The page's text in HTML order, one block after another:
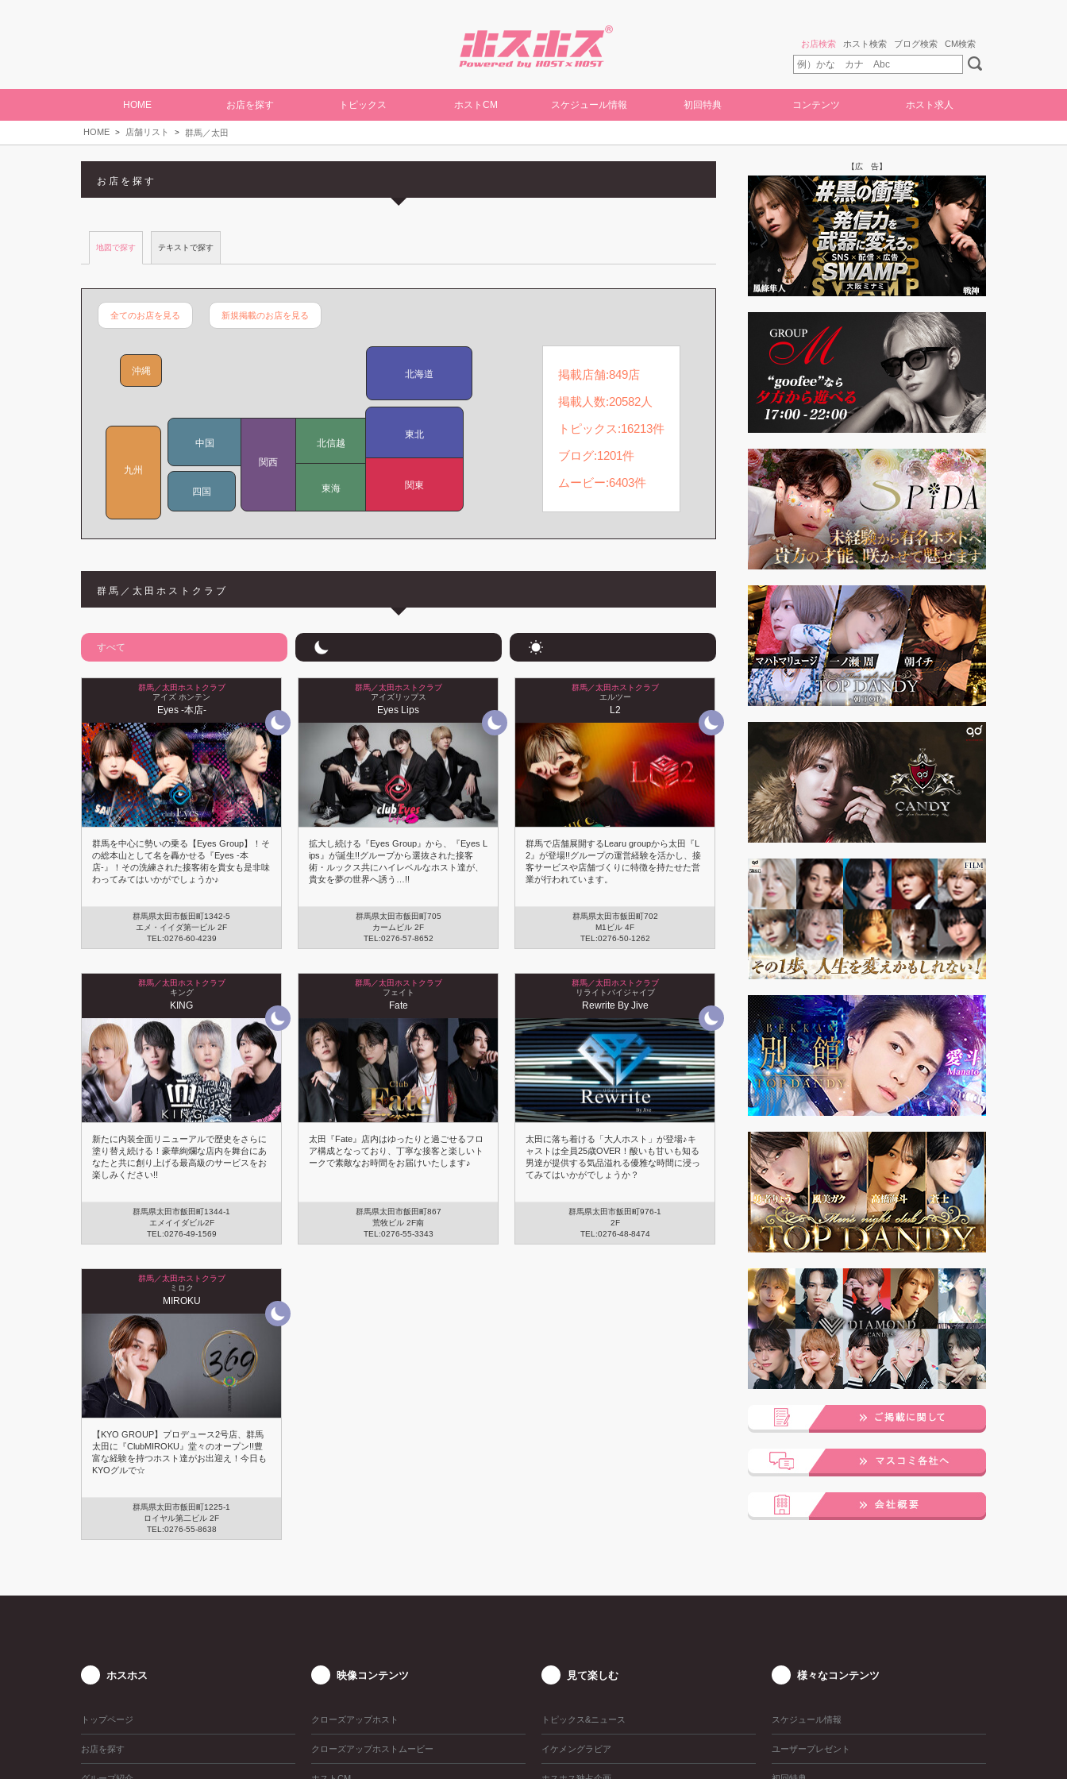
お店検索 ホスト検索 ブログ検索 CM検索
HOME お店を探す トピックス ホストCM スケジュール情報 初回特典 コンテンツ ホスト求人
HOME 店舗リスト 群馬／太田
お店を探す
地図で探す テキストで探す
北海道
東北
関東
北信越
東海
関西
中国
四国
九州
沖縄
全てのお店を見る 新規掲載のお店を見る
掲載店舗:849店
掲載人数:20582人
トピックス:16213件
ブログ:1201件
ムービー:6403件
群馬／太田ホストクラブ
すべて
群馬／太田ホストクラブ
アイズ ホンテン
Eyes -本店-
群馬を中心に勢いの乗る【Eyes Group】！そ
の総本山として名を轟かせる『Eyes -本
店-』！その洗練された接客術を貴女も是非味
わってみてはいかがでしょうか♪
群馬県太田市飯田町1342-5
エメ・イイダ第一ビル 2F
TEL:0276-60-4239
群馬／太田ホストクラブ
アイズリップス
Eyes Lips
拡大し続ける『Eyes Group』から、『Eyes L
ips』が誕生!!グループから選抜された接客
術・ルックス共にハイレベルなホスト達が、
貴女を夢の世界へ誘う…!!
群馬県太田市飯田町705
カームビル 2F
TEL:0276-57-8652
群馬／太田ホストクラブ
エルツー
L2
群馬で店舗展開するLearu groupから太田『L
2』が登場!!グループの運営経験を活かし、接
客サービスや店舗づくりに特徴を持たせた営
業が行われています。
群馬県太田市飯田町702
M1ビル 4F
TEL:0276-50-1262
群馬／太田ホストクラブ
キング
KING
新たに内装全面リニューアルで歴史をさらに
塗り替え続ける！豪華絢爛な店内を舞台にあ
なたと共に創り上げる最高級のサービスをお
楽しみください!!
群馬県太田市飯田町1344-1
エメイイダビル2F
TEL:0276-49-1569
群馬／太田ホストクラブ
フェイト
Fate
太田『Fate』店内はゆったりと過ごせるフロ
ア構成となっており、丁寧な接客と楽しいト
ークで素敵なお時間をお届けいたします♪
群馬県太田市飯田町867
荒牧ビル 2F南
TEL:0276-55-3343
群馬／太田ホストクラブ
リライトバイジャイブ
Rewrite By Jive
太田に落ち着ける「大人ホスト」が登場♪キ
ャストは全員25歳OVER！酸いも甘いも知る
男達が提供する気品溢れる優雅な時間に浸っ
てみてはいかがでしょうか？
群馬県太田市飯田町976-1
2F
TEL:0276-48-8474
群馬／太田ホストクラブ
ミロク
MIROKU
【KYO GROUP】プロデュース2号店、群馬
太田に『ClubMIROKU』堂々のオープン!!豊
富な経験を持つホスト達がお出迎え！今日も
KYOグルで☆
群馬県太田市飯田町1225-1
ロイヤル第二ビル 2F
TEL:0276-55-8638
【広 告】
ホスホス
トップページ
お店を探す
映像コンテンツ
クローズアップホスト
クローズアップホストムービー
見て楽しむ
トピックス&ニュース
イケメングラビア
様々なコンテンツ
スケジュール情報
ユーザープレゼント